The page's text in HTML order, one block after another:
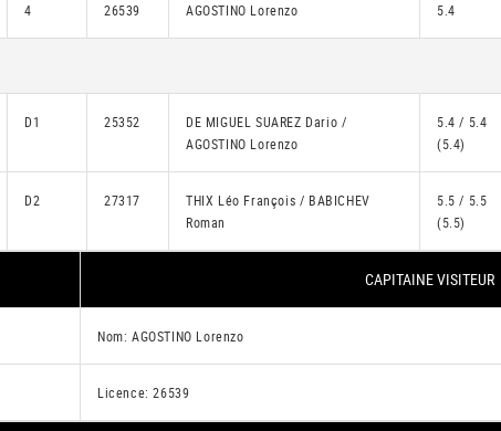
4 26539 AGOSTINO Lorenzo 5.4
D1 25352
DE MIGUEL SUAREZ Dario /
AGOSTINO Lorenzo
5.4 / 5.4
(5.4)
D2 27317
THIX Léo François / BABICHEV
Roman
5.5 / 5.5
(5.5)
CAPITAINE VISITEUR
Nom: AGOSTINO Lorenzo
Licence: 26539